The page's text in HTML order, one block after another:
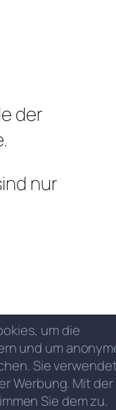
der
nur
um die
und um
Sie
Werbung. Mit der
Sie dem zu.